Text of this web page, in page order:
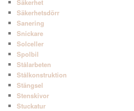
Säkerhet
Säkerhetsdörr
Sanering
Snickare
Solceller
Spolbil
Stålarbeten
Stålkonstruktion
Stängsel
Stenskivor
Stuckatur